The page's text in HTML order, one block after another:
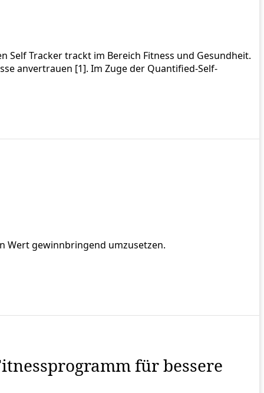
Tracker trackt im Bereich Fitness und Gesundheit.
anvertrauen [1]. Im Zuge der Quantified-Self-
Wert gewinnbringend umzusetzen.
für bessere